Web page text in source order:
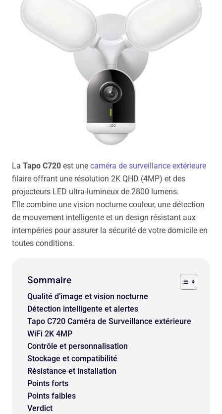
La Tapo C720 est une caméra de surveillance extérieure
filaire offrant une résolution 2K QHD (4MP) et des
projecteurs LED ultra-lumineux de 2800 lumens.
Elle combine une vision nocturne couleur, une détection
de mouvement intelligente et un design résistant aux
intempéries pour assurer la sécurité de votre domicile en
toutes conditions.
Sommaire
Qualité d’image et vision nocturne
Détection intelligente et alertes
Tapo C720 Caméra de Surveillance extérieure
WiFi 2K 4MP
Contrôle et personnalisation
Stockage et compatibilité
Résistance et installation
Points forts
Points faibles
Verdict